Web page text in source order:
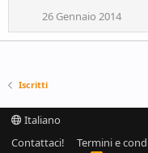
s
26 Gennaio 2014
Iscritti
Italiano
Contattaci!
Termini e